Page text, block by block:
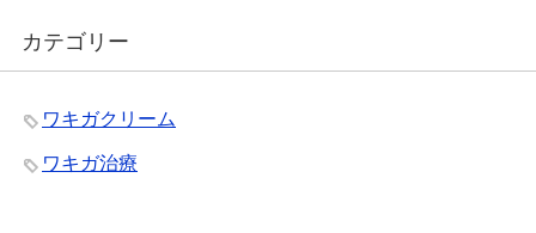
カテゴリー
ワキガクリーム
ワキガ治療